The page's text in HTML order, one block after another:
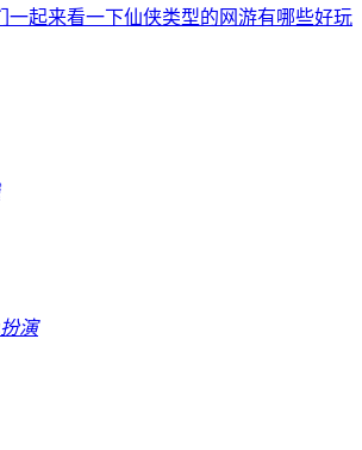
一起来看一下仙侠类型的网游有哪些好玩
演